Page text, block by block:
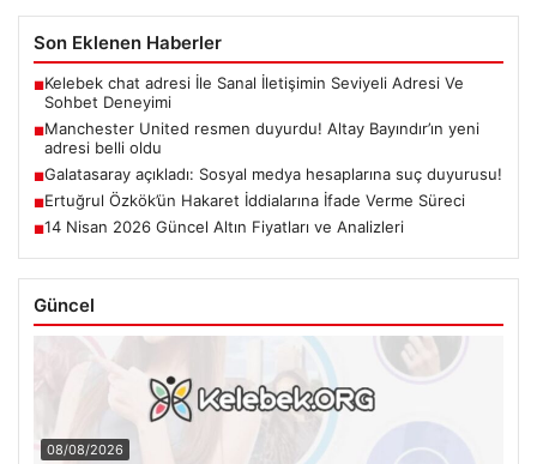
Son Eklenen Haberler
■Kelebek chat adresi İle Sanal İletişimin Seviyeli Adresi Ve
Sohbet Deneyimi
■Manchester United resmen duyurdu! Altay Bayındır’ın yeni
adresi belli oldu
■Galatasaray açıkladı: Sosyal medya hesaplarına suç duyurusu!
■Ertuğrul Özkök’ün Hakaret İddialarına İfade Verme Süreci
■14 Nisan 2026 Güncel Altın Fiyatları ve Analizleri
Güncel
08/08/2026